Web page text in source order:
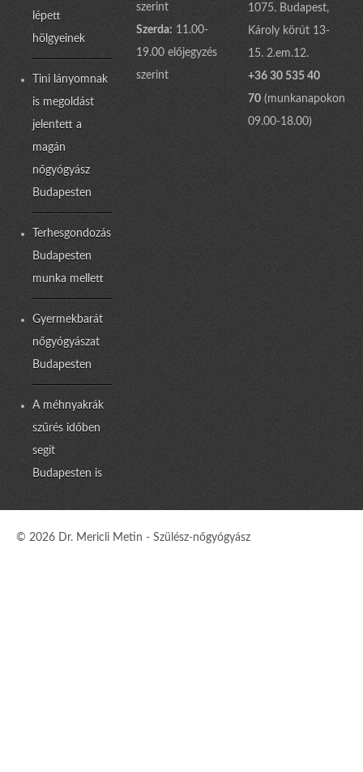
lépett
hölgyeinek
Tini lányomnak
is megoldást
jelentett a
magán
nőgyógyász
Budapesten
Terhesgondozás
Budapesten
munka mellett
Gyermekbarát
nőgyógyászat
Budapesten
A méhnyakrák
szűrés időben
segít
Budapesten is
szerint
Szerda: 11.00-
19.00 előjegyzés
szerint
1075. Budapest,
Károly körút 13-
15. 2.em.12.
+36 30 535 40
70(munkanapokon
09.00-18.00)
© 2026 Dr. Mericli Metin - Szülész-nőgyógyász